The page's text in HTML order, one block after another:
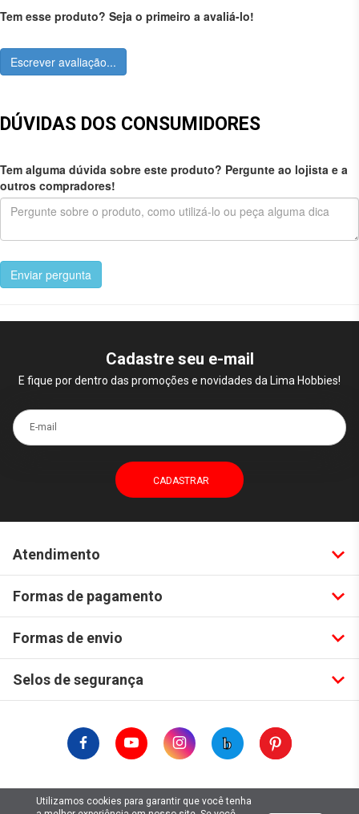
Tem esse produto? Seja o primeiro a avaliá-lo!
Escrever avaliação...
DÚVIDAS DOS CONSUMIDORES
Tem alguma dúvida sobre este produto? Pergunte ao lojista e a
outros compradores!
Enviar pergunta
Cadastre seu e-mail
E fique por dentro das promoções e novidades da Lima Hobbies!
E-mail
Atendimento
Formas de pagamento
Formas de envio
Selos de segurança
Copyright © 2019. Todos Os Direitos Reservados.
Lima Hobbies Modelismo Eireli - EPP CNPJ: 00.149.281/0001-49
Utilizamos cookies para garantir que você tenha